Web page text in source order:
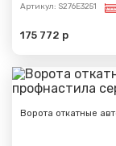
Артикул: S276E3251
175 772 р
Ворота откатные